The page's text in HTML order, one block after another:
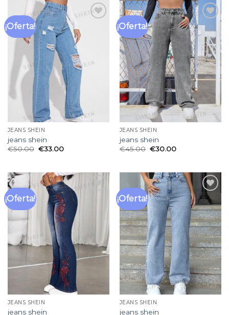
¡Oferta!
JEANS SHEIN
jeans shein
€50.00 €33.00
¡Oferta!
Añadir
a la
lista
de
deseos
JEANS SHEIN
jeans shein
€45.00 €30.00
¡Oferta!
JEANS SHEIN
jeans shein
¡Oferta!
Añadir
a la
lista
de
deseos
JEANS SHEIN
jeans shein